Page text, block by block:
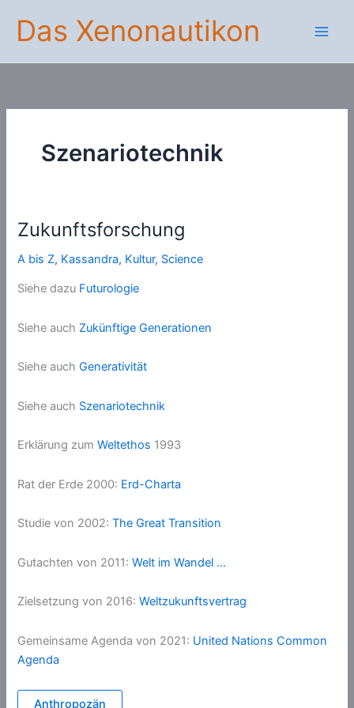
Inhalt
springen
Das Xenonautikon
Szenariotechnik
Zukunftsforschung
A bis Z, Kassandra, Kultur, Science
Siehe dazu Futurologie
Siehe auch Zukünftige Generationen
Siehe auchGenerativität
Siehe auch Szenariotechnik
Erklärung zumWeltethos 1993
Rat der Erde 2000: Erd-Charta
Studie von 2002:The Great Transition
Gutachten von 2011:Welt im Wandel …
Zielsetzung von 2016:Weltzukunftsvertrag
Gemeinsame Agenda von 2021: United Nations Common
Agenda
Anthropozän